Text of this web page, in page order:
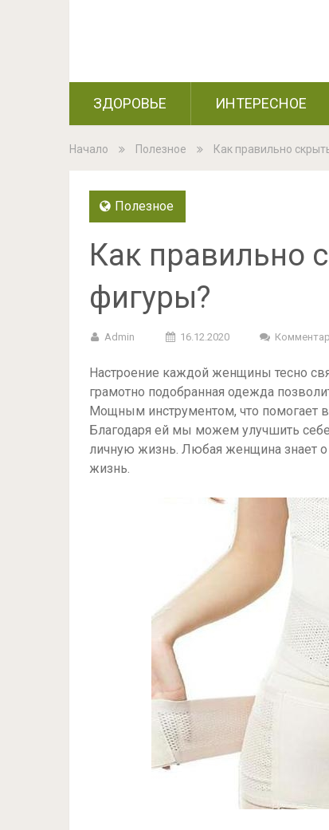
ЗДОРОВЬЕ ИНТЕРЕСНОЕ
Начало Полезное Как правильно
Полезное
Как правильно
фигуры?
Admin 16.12.2020
Настроение каждой женщины тесно
грамотно подобранная одежда
Мощным инструментом, что помогает
Благодаря ей мы можем улучшить
личную жизнь. Любая женщина знает
жизнь.